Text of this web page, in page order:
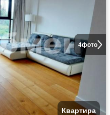
4фото
Квартира